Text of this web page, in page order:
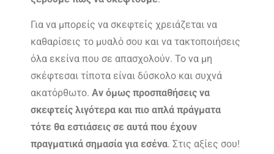
Για να μπορείς να σκεφτείς χρειάζεται να
καθαρίσεις το μυαλό σου και να τακτοποιήσεις
όλα εκείνα που σε απασχολούν. Το να μη
σκέφτεσαι τίποτα είναι δύσκολο και συχνά
ακατόρθωτο. Αν όμως προσπαθήσεις να
σκεφτείς λιγότερα και πιο απλά πράγματα
τότε θα εστιάσεις σε αυτά που έχουν
πραγματικά σημασία για εσένα. Στις αξίες σου!